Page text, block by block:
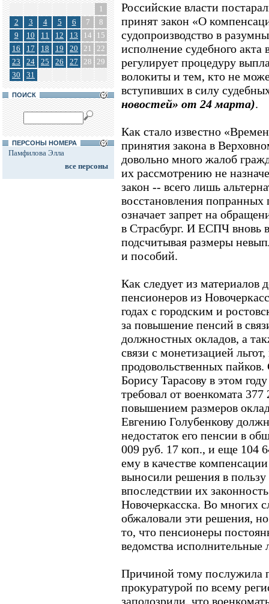
1
2
3 4 5 6 7
8
9
10 11 12 13 14
15
16
17 18 19 20 21
22
23
24 25 26 27 28 29
30
31
ПОИСК
ПЕРСОНЫ НОМЕРА
Памфилова Элла
все персоны
Российские власти
принят закон «О
судопроизводство в
исполнение судебного
регулирует процедуру
волокиты и тем, кто не
вступивших в силу
новостей» от 24 марта).
Как стало известно
принятия закона в
довольно много жалоб
их рассмотрению не
закон -- всего лишь
восстановления попранных
означает запрет на
в Страсбург. И ЕСПЧ вновь
подсчитывая размеры
и пособий.
Как следует из материалов
пенсионеров из
годах с городским и
за повышение пенсий в
должностных окладов, а
связи с монетизацией
продовольственных
Борису Тарасову в этом
требовал от военкомата
повышением размеров
Евгению Голубенкову
недостаток его пенсии в
009 руб. 17 коп., и еще 104
ему в качестве
выносили решения в
впоследствии их
Новочеркасска. Во многих
обжаловали эти решения,
то, что пенсионеры
ведомства исполнительные
Причиной тому послужила
прокуратурой по всему
заподозрили, что